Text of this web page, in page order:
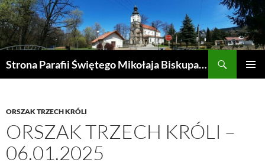
Przejdź
do
treści
Strona Parafii Świętego Mikołaja Biskupa w Żegocinie
ORSZAK TRZECH KRÓLI
ORSZAK TRZECH KRÓLI –
06.01.2025